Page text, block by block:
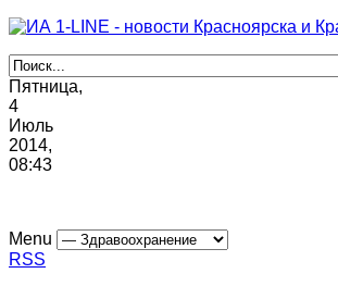
Пятница,
4
Июль
2014,
08:43
Menu
RSS